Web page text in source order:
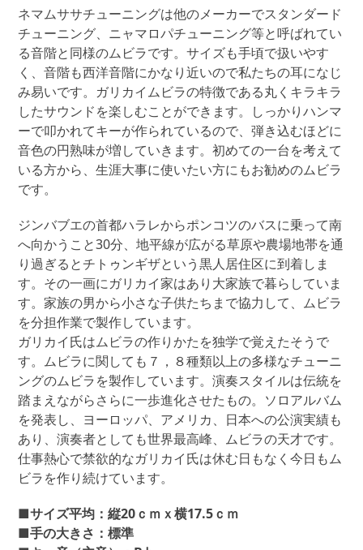
ネ
マ
ム
サ
サ
ム
ビ
ラ
個
ネマムササチューニングは他のメーカーでスタンダード
チューニング、ニャマロパチューニング等と呼ばれてい
る音階と同様のムビラです。サイズも手頃で扱いやす
く、音階も西洋音階にかなり近いので私たちの耳になじ
み易いです。ガリカイムビラの特徴である丸くキラキラ
したサウンドを楽しむことができます。しっかりハンマ
ーで叩かれてキーが作られているので、弾き込むほどに
音色の円熟味が増していきます。初めての一台を考えて
いる方から、生涯大事に使いたい方にもお勧めのムビラ
です。
ジンバブエの首都ハラレからポンコツのバスに乗って南
へ向かうこと30分、地平線が広がる草原や農場地帯を通
り過ぎるとチトゥンギザという黒人居住区に到着しま
す。その一画にガリカイ家はあり大家族で暮らしていま
す。家族の男から小さな子供たちまで協力して、ムビラ
を分担作業で製作しています。
ガリカイ氏はムビラの作りかたを独学で覚えたそうで
す。ムビラに関しても７，８種類以上の多様なチューニ
ングのムビラを製作しています。演奏スタイルは伝統を
踏まえながらさらに一歩進化させたもの。ソロアルバム
を発表し、ヨーロッパ、アメリカ、日本への公演実績も
あり、演奏者としても世界最高峰、ムビラの天才です。
仕事熱心で禁欲的なガリカイ氏は休む日もなく今日もム
ビラを作り続けています。
■サイズ平均：縦20ｃｍｘ横17.5ｃｍ
■手の大きさ：標準